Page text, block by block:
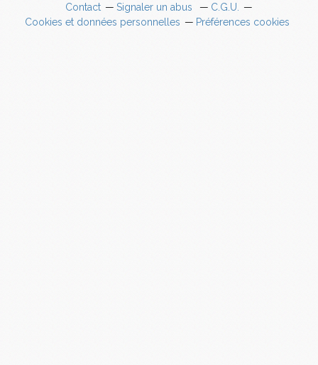
Contact
Signaler un abus
C.G.U.
Cookies et données personnelles
Préférences cookies